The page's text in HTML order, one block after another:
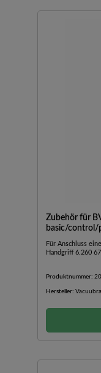
Zubehör für
basic/control/
Für Anschluss
Handgriff 6.260
Produktnummer:
Hersteller: